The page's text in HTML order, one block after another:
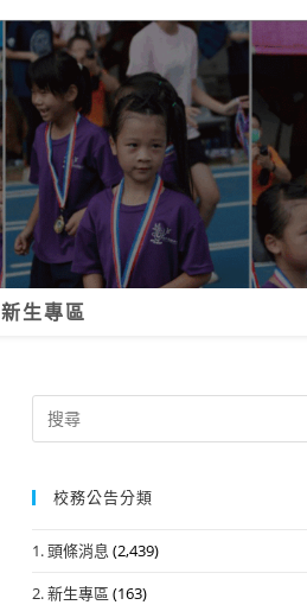
新生專區
Search
for:
校務公告分類
1. 頭條消息 (2,439)
2. 新生專區 (163)